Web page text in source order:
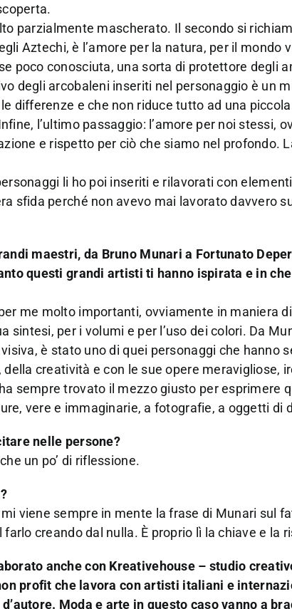
parzialmente mascherato. Il secondo si
Aztechi, è l’amore per la natura, per il mondo
poco conosciuta, una sorta di protettore degli
degli arcobaleni inseriti nel personaggio è un
differenze e che non riduce tutto ad una
l’ultimo passaggio: l’amore per noi stessi,
e rispetto per ciò che siamo nel profondo.
li ho poi inseriti e rilavorati con
sfida perché non avevo mai lavorato davvero
maestri, da Bruno Munari a Fortunato
questi grandi artisti ti hanno ispirata e in
me molto importanti, ovviamente in maniera
sintesi, per i volumi e per l’uso dei colori. Da
è stato uno di quei personaggi che hanno
creatività e con le sue opere meravigliose,
sempre trovato il mezzo giusto per esprimere
vere e immaginarie, a fotografie, a oggetti di
nelle persone?
un po’ di riflessione.
viene sempre in mente la frase di Munari sul
creando dal nulla. È proprio lì la chiave e la
anche con Kreativehouse – studio
profit che lavora con artisti italiani e
Moda e arte in questo caso vanno a